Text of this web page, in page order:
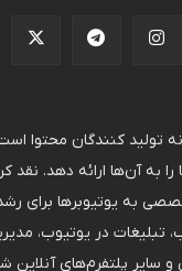
تولید کنندگان محتوا
به آن‌ها ارائه دهد. نقد
به یوتیوبرها برای
تبلیغات در یوتیوب،
سایر پلتفرم‌های آنلاین